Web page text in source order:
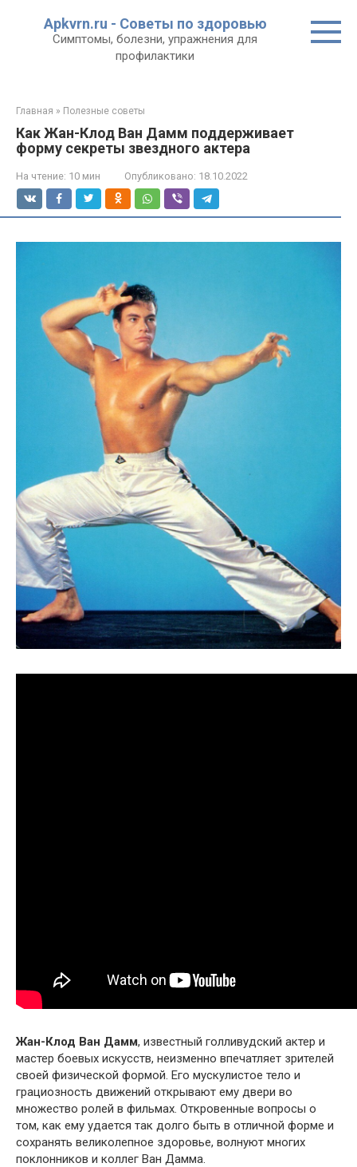
Apkvrn.ru - Советы по здоровью
Симптомы, болезни, упражнения для
профилактики
Главная » Полезные советы
Как Жан-Клод Ван Дамм поддерживает
форму секреты звездного актера
На чтение: 10 мин Опубликовано: 18.10.2022
Жан-Клод Ван Дамм, известный голливудский актер и
мастер боевых искусств, неизменно впечатляет зрителей
своей физической формой. Его мускулистое тело и
грациозность движений открывают ему двери во
множество ролей в фильмах. Откровенные вопросы о
том, как ему удается так долго быть в отличной форме и
сохранять великолепное здоровье, волнуют многих
поклонников и коллег Ван Дамма.